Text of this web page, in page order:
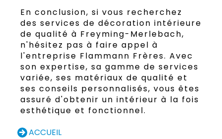
En conclusion, si vous recherchez
des services de décoration intérieure
de qualité à Freyming-Merlebach,
n'hésitez pas à faire appel à
l'entreprise Flammann Frères. Avec
son expertise, sa gamme de services
variée, ses matériaux de qualité et
ses conseils personnalisés, vous êtes
assuré d'obtenir un intérieur à la fois
esthétique et fonctionnel.
ACCUEIL